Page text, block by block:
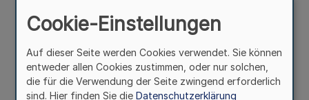
Verwaltungsvorschrift
Cookie-Einstellungen
Auf dieser Seite werden Cookies verwendet. Sie können
entweder allen Cookies zustimmen, oder nur solchen,
die für die Verwendung der Seite zwingend erforderlich
sind. Hier finden Sie die Datenschutzerklärung